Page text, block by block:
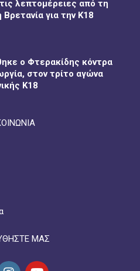
λεπτομέρειες από τη
για την Κ18
ο Φτερακίδης κόντρα
στον τρίτο αγώνα
Κ18
ΜΑΣ